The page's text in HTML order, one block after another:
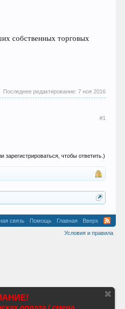
собственных торговых
Последнее редактирование: 7 ноя 2016
#1
зарегистрироваться, чтобы ответить.)
связь Помощь Главная
Вверх
Условия и правила